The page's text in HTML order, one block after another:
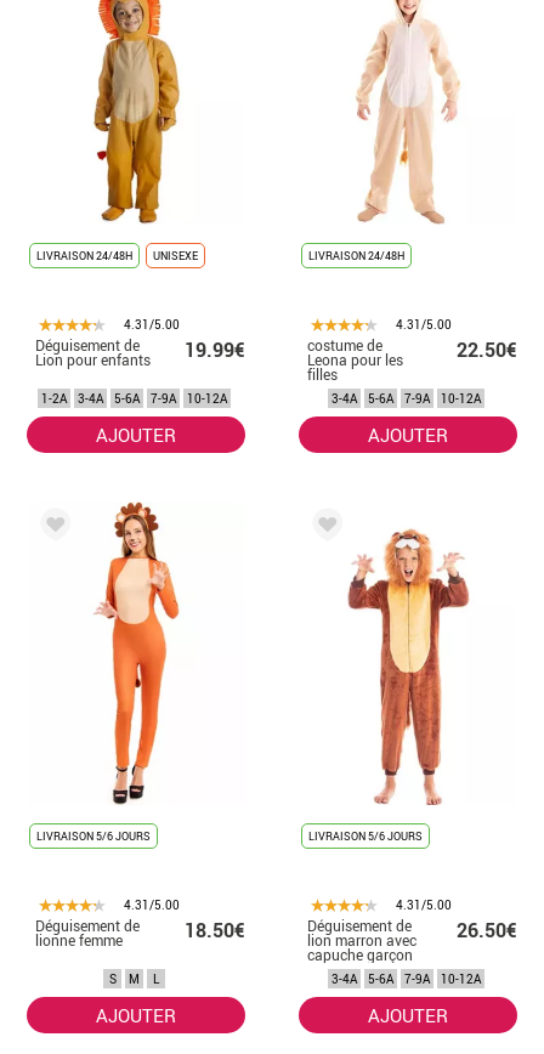
LIVRAISON 24/48H UNISEXE
4.31/5.00
Déguisement de
Lion pour enfants 19.99€
1-2A 3-4A 5-6A 7-9A 10-12A
AJOUTER
LIVRAISON 24/48H
4.31/5.00
costume de
Leona pour les
filles
22.50€
3-4A 5-6A 7-9A 10-12A
AJOUTER
LIVRAISON 5/6 JOURS
4.31/5.00
Déguisement de
lionne femme 18.50€
S M L
AJOUTER
LIVRAISON 5/6 JOURS
4.31/5.00
Déguisement de
lion marron avec
capuche garçon
26.50€
3-4A 5-6A 7-9A 10-12A
AJOUTER